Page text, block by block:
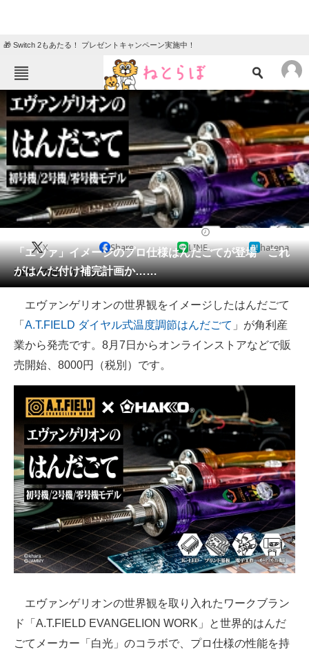
🎁 Switch 2もあたる！ プレゼントキャンペーン実施中！
ねとらぼメニュー
TOP ニュース
エンタメ クイズ
グルメ 地域
住まい 教育・育児
動物 リサーチ
会員記事
メディア
注目記事を集めた総合ページ
ITの今と未来を見通す
スマホと通信の最新トレンド
進化するPCとデバイスの未来
好きが集まる 比べて選べる
ビジネスと働き方のヒント
AI活用のいまが分かる
企業ITのトレンドを詳説
経営リーダーのコミュニティ
マーケ×ITの今がよく分かる
ITエンジニア向け専門サイト
「エヴァ」イメージのプロ仕様はんだごてが登場 これ
がはんだ付け補完計画か……
X Share LINE hatena
NERVで使ってそう。
エヴァンゲリオンの世界観をイメージしたはんだごて
「 A.T.FIELD ダイヤル式温度調節はんだごて 」が角利産
業から発売です。8月7日からオンラインストアなどで販
売開始、8000円（税別）です。
エヴァンゲリオンの世界観を取り入れたワークブラン
ド「A.T.FIELD EVANGELION WORK」と世界的はんだ
ごてメーカー「白光」のコラボで、プロ仕様の性能を持